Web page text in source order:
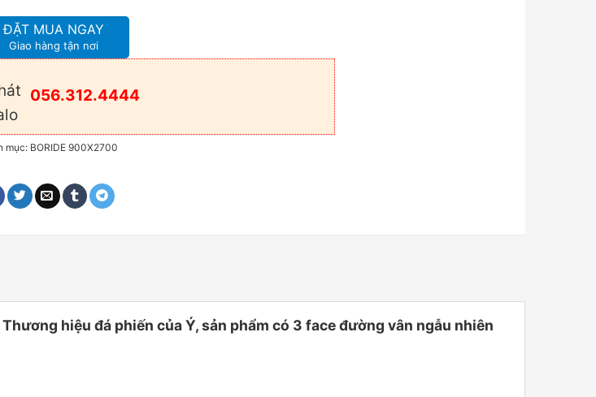
ĐẶT MUA NGAY
Giao hàng tận nơi
056.312.4444
mục: BORIDE 900X2700
hiệu đá phiến của Ý, sản phẩm có 3 face đường vân ngẫu nhiên